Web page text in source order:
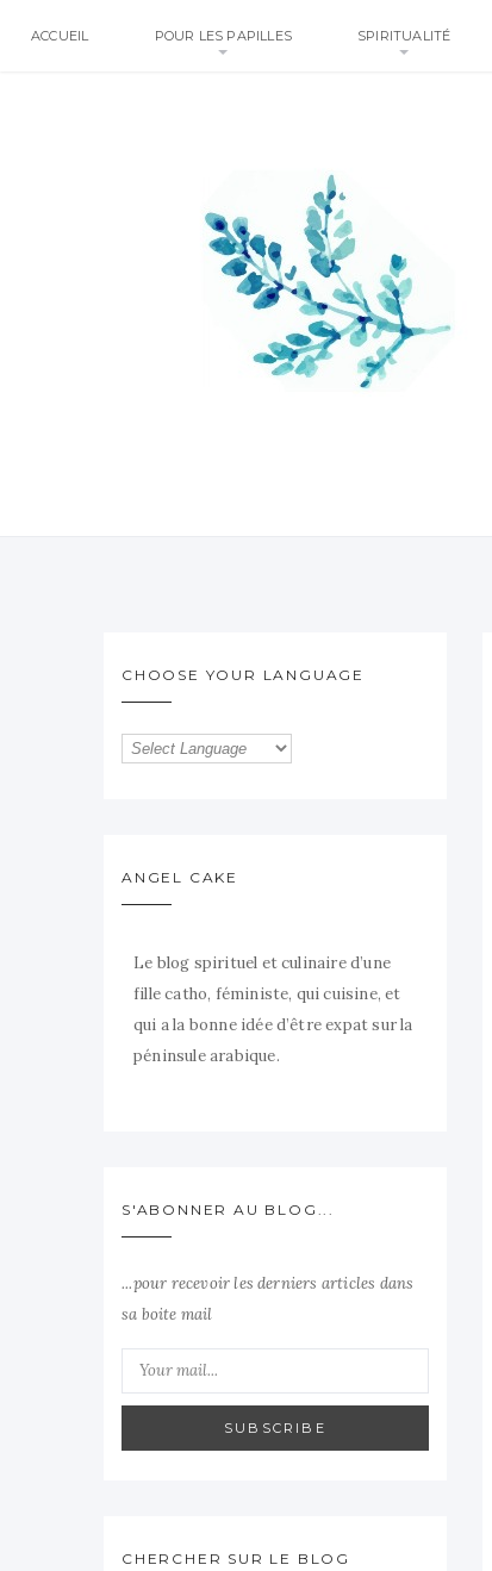
ACCUEIL POUR LES PAPILLES SPIRITUALITÉ
CHOOSE YOUR LANGUAGE
ANGEL CAKE
Le blog spirituel et culinaire d’une
fille catho, féministe, qui cuisine, et
qui a la bonne idée d’être expat sur la
péninsule arabique.
S'ABONNER AU BLOG...
...pour recevoir les derniers articles dans
sa boite mail
SUBSCRIBE
CHERCHER SUR LE BLOG